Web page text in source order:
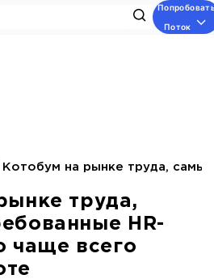
Поиск
Поток
Котобум на рынке труда,
труда,
HR-
чаще всего